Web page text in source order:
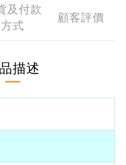
及付款
方式
顧客評價
描述